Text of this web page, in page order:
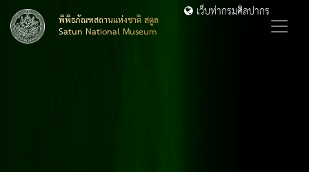
พิพิธภัณฑสถานแห่งชาติ สตูล
Satun National Museum
เว็บท่ากรมศิลปากร